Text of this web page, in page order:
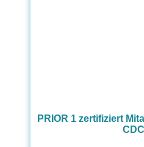
PRIOR 1 zertifiziert